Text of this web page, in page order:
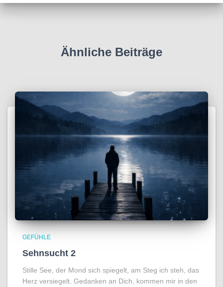
Ähnliche Beiträge
GEFÜHLE
Sehnsucht 2
Stille See, der Mond sich spiegelt, am Steg ich steh, das
Herz versiegelt. Gedanken an Dich, kommen mir in den